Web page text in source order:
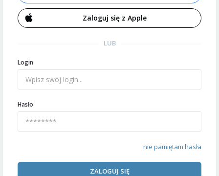
Zaloguj się z Apple
LUB
Login
Hasło
nie pamiętam hasła
ZALOGUJ SIĘ